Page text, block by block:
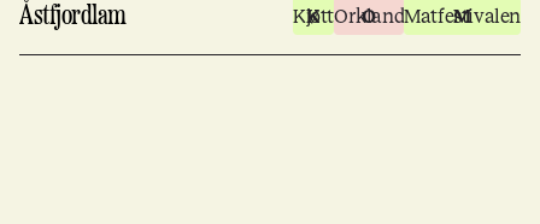
Åstfjordlam KjøttOrklandMatfestivalen